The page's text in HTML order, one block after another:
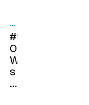
POT
PRIJATELJSTVA
OKOLI
SVETA
#video
Oli
Walker
s
psičko